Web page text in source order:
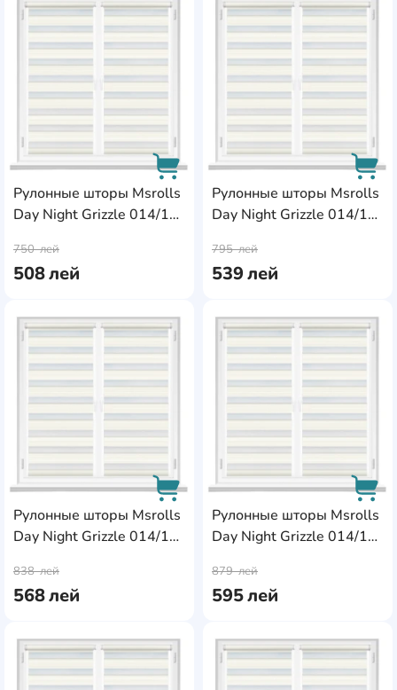
Рулонные шторы Msrolls
Day Night Grizzle 014/1
508лей
750лей
AddCardToFavourite
Рулонные шторы Msrolls
Day Night Grizzle 014/1
539лей
795лей
Рулонные шторы Msrolls
Day Night Grizzle 014/1
568лей
838лей
AddCardToFavourite
AddCardToCart
Рулонные шторы Msrolls
Day Night Grizzle 014/1
595лей
879лей
AddCardToFavourite